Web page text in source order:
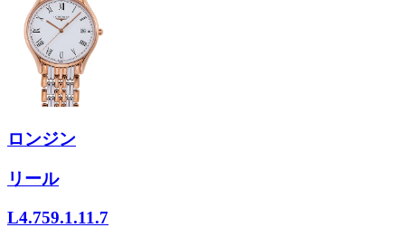
ロンジン
リール
L4.759.1.11.7